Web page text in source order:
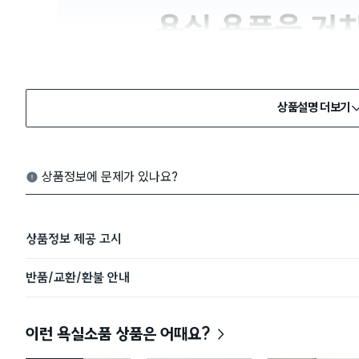
상품설명 더보기
상품정보에 문제가 있나요?
상품정보 제공 고시
반품/교환/환불 안내
이런 욕실소품 상품은 어때요?